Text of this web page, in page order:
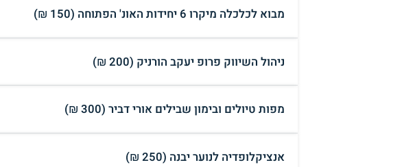
מבוא לכלכלה מיקרו 6 יחידות האונ' הפתוחה (150 ₪)
ניהול השיווק פרופ יעקב הורניק (200 ₪)
מפות טיולים ובימון שבילים אורי דביר (300 ₪)
אנציקלופדיה לנוער יבנה (250 ₪)